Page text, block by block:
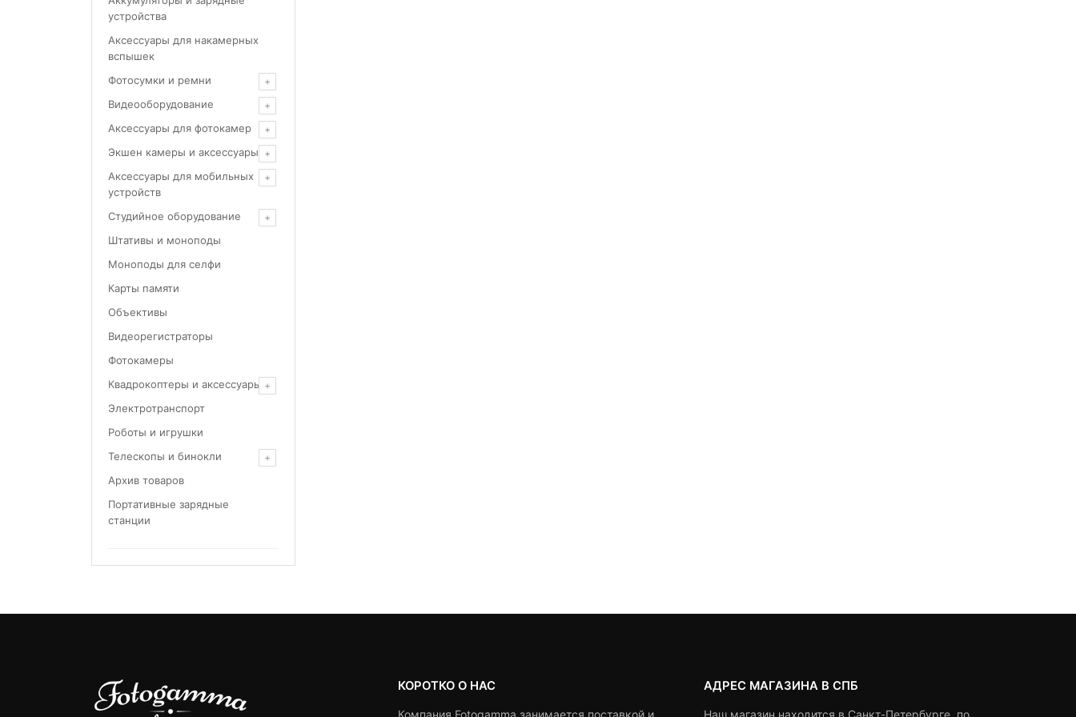
устройства
Аксессуары для накамерных
вспышек
Фотосумки и ремни
Видеооборудование
Аксессуары для фотокамер
Экшен камеры и аксессуары
Аксессуары для мобильных
устройств
Студийное оборудование
Штативы и моноподы
Моноподы для селфи
Карты памяти
Объективы
Видеорегистраторы
Фотокамеры
Квадрокоптеры и аксессуары
Электротранспорт
Роботы и игрушки
Телескопы и бинокли
Архив товаров
Портативные зарядные
станции
КОРОТКО О НАС АДРЕС МАГАЗИНА В СПБ